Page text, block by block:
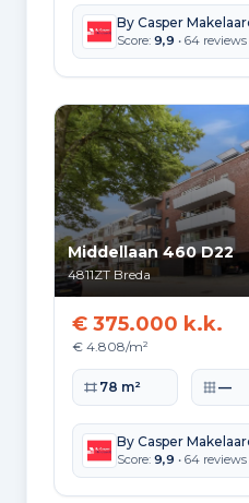
By Casper
Score: 9,9 • 64 reviews
Middellaan 460 D22
4811ZT Breda
€ 375.000 k.k.
€ 4.808/m²
Woonoppervlakte
78 m² —
By Casper
Score: 9,9 • 64 reviews